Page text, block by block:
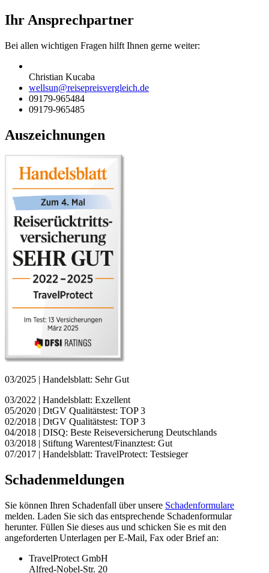
Ihr Ansprechpartner
Bei allen wichtigen Fragen hilft Ihnen gerne weiter:
Christian Kucaba
wellsun@reisepreisvergleich.de
09179-965484
09179-965485
Auszeichnungen
03/2025 | Handelsblatt: Sehr Gut
03/2022 | Handelsblatt: Exzellent
05/2020 | DtGV Qualitätstest: TOP 3
02/2018 | DtGV Qualitätstest: TOP 3
04/2018 | DISQ: Beste Reiseversicherung Deutschlands
03/2018 | Stiftung Warentest/Finanztest: Gut
07/2017 | Handelsblatt: TravelProtect: Testsieger
Schadenmeldungen
Sie können Ihren Schadenfall über unsere Schadenformulare
melden. Laden Sie sich das entsprechende Schadenformular
herunter. Füllen Sie dieses aus und schicken Sie es mit den
angeforderten Unterlagen per E-Mail, Fax oder Brief an:
TravelProtect GmbH
Alfred-Nobel-Str. 20